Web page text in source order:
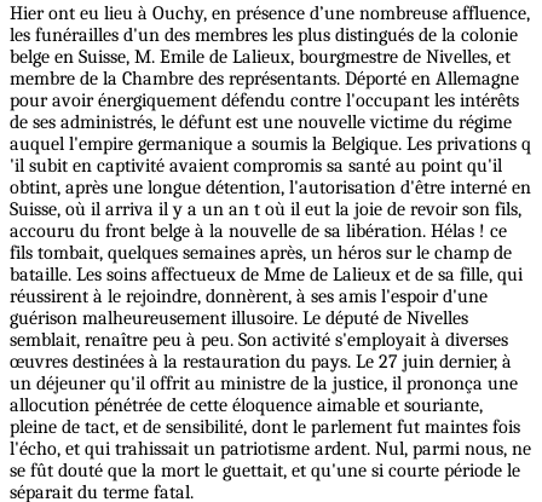
Hier ont eu lieu à Ouchy, en présence d’une nombreuse affluence,
les funérailles d'un des membres les plus distingués de la colonie
belge en Suisse, M. Emile de Lalieux, bourgmestre de Nivelles, et
membre de la Chambre des représentants. Déporté en Allemagne
pour avoir énergiquement défendu contre l'occupant les intérêts
de ses administrés, le défunt est une nouvelle victime du régime
auquel l'empire germanique a soumis la Belgique. Les privations q
'il subit en captivité avaient compromis sa santé au point qu'il
obtint, après une longue détention, l'autorisation d'être interné en
Suisse, où il arriva il y a un an t où il eut la joie de revoir son fils,
accouru du front belge à la nouvelle de sa libération. Hélas ! ce
fils tombait, quelques semaines après, un héros sur le champ de
bataille. Les soins affectueux de Mme de Lalieux et de sa fille, qui
réussirent à le rejoindre, donnèrent, à ses amis l'espoir d'une
guérison malheureusement illusoire. Le député de Nivelles
semblait, renaître peu à peu. Son activité s'employait à diverses
œuvres destinées à la restauration du pays. Le 27 juin dernier, à
un déjeuner qu'il offrit au ministre de la justice, il prononça une
allocution pénétrée de cette éloquence aimable et souriante,
pleine de tact, et de sensibilité, dont le parlement fut maintes fois
l'écho, et qui trahissait un patriotisme ardent. Nul, parmi nous, ne
se fût douté que la mort le guettait, et qu'une si courte période le
séparait du terme fatal.